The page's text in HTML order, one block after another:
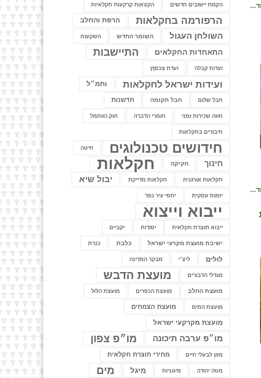
הקמת יישובים חדשים הקצאות קרקעות חקלאיות
הרפורמה בחקלאות הרפת והחלב
השולחן העגול השומר החדש השקעות
התאחדות החקלאים התיישבות
ועדות קבלה ועדת צכסןץ
ועידות ישראל לחקלאות ותמ״ל
חבל שלום חבל תקומה חדשנות
חוזה שכירות זמני חומרי הדברה חוק הוותמל
חיבורים בחקלאות
חידושים טכנולוגים חיטה
חינוך חקיקה חקלאות
חקלאות אורגנית חקלאות מדייקת יבול שיא
יזמות עסקית יחסי עיר כפר
ייבוא וייצוא
ייבוא תוצרת חקלאית יסודות יקביים
ישיבת מועצת מקרעי ישראל כלבת כנרת
לולים ליצ׳י מבקר המדינה
מגדלי הדבורים מועצת הדבש
מועצת החלב מועצת הכפרים מועצת הלול
מועצת המים מועצת הצמחים
מועצת מקרקעי ישראל
מו״פ ערבה תיכונה מו״פ צפון
מזון לבעלי חיים מחירי תוצרת חקלאית
מטה יהודה מיגוניות מיגל מים